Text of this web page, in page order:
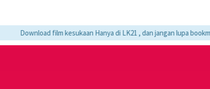
Download film kesukaan Hanya di LK21 , dan jangan lupa bookmark ya :)